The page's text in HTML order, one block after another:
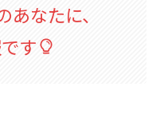
なたに、
す